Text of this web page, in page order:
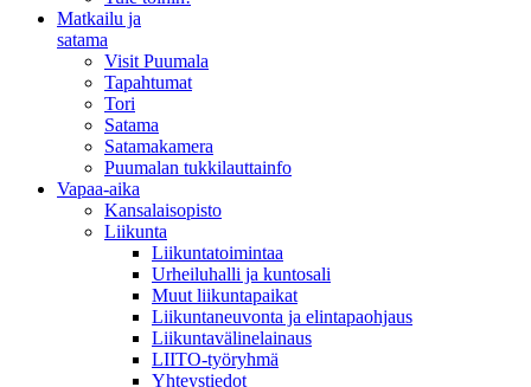
Matkailu ja
satama
Visit Puumala
Tapahtumat
Tori
Satama
Satamakamera
Puumalan tukkilauttainfo
Vapaa-aika
Kansalaisopisto
Liikunta
Liikuntatoimintaa
Urheiluhalli ja kuntosali
Muut liikuntapaikat
Liikuntaneuvonta ja elintapaohjaus
Liikuntavälinelainaus
LIITO-työryhmä
Yhteystiedot